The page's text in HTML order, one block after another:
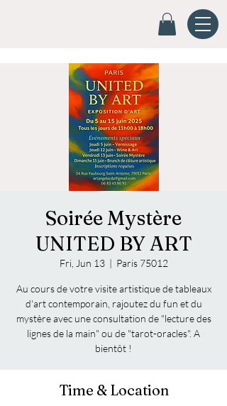
Soirée Mystère
UNITED BY ART
Fri, Jun 13
  |
Paris 75012
Au cours de votre visite artistique de tableaux
d'art contemporain, rajoutez du fun et du
mystère avec une consultation de "lecture des
lignes de la main" ou de "tarot-oracles". A
bientôt !
Time & Location